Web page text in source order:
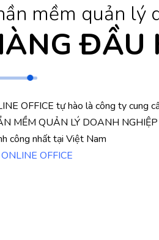
mềm quản lý
ĐẦU
OFFICE tự hào là công ty cung
MỀM QUẢN LÝ DOANH NGHIỆP
công nhất tại Việt Nam
OFFICE